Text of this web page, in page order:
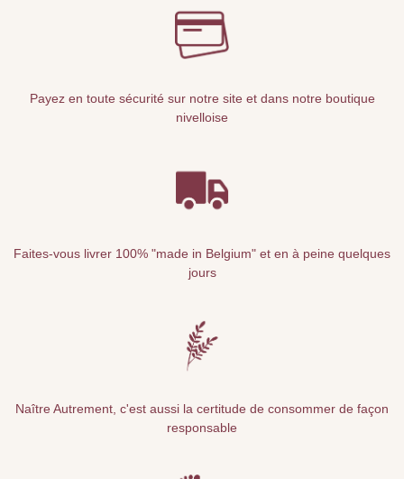
Payez en toute sécurité sur notre site et dans notre boutique
nivelloise
Faites-vous livrer 100% "made in Belgium" et en à peine quelques
jours
Naître Autrement, c'est aussi la certitude de consommer de façon
responsable